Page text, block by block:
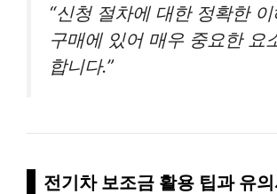
“신청 절차에 대한 정확한
구매에 있어 매우 중요한 요
합니다.”
전기차 보조금 활용 팁과 유